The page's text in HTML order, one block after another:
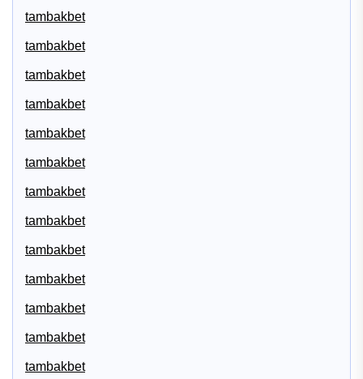
tambakbet
tambakbet
tambakbet
tambakbet
tambakbet
tambakbet
tambakbet
tambakbet
tambakbet
tambakbet
tambakbet
tambakbet
tambakbet